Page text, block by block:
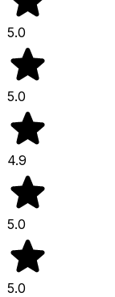
5.0
5.0
4.9
5.0
5.0